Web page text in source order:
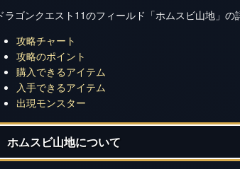
ラゴンクエスト11のフィールド「ホムスビ山地」の
攻略チャート
攻略のポイント
購入できるアイテム
入手できるアイテム
出現モンスター
ホムスビ山地について